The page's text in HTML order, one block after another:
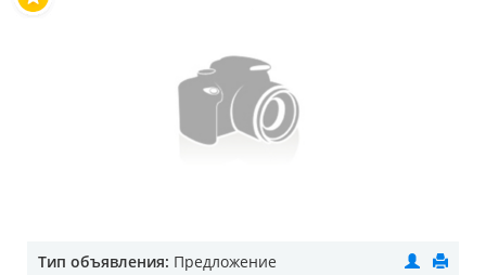
Тип объявления: Предложение